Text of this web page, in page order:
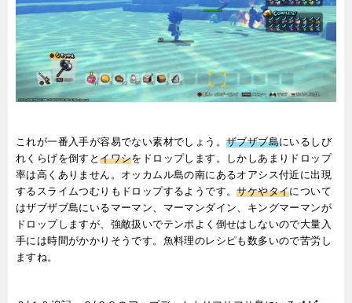
これが一番入手が容易でない素材でしょう。 ザブザブ島にいるしび
れくらげを倒すとイワシをドロップします。しかしあまりドロップ
率は高くありません。オッカムル島の南にあるオアシス付近に出現
するスライムつむりもドロップするようです。サケやタイについて
はザブザブ島にいるマーマン、マーマンダイン、キングマーマンが
ドロップしますが、強敵扱いでテンポよく倒せはしないので大量入
手には時間がかかりそうです。魚料理のレシピも数多いので苦労し
ますね。